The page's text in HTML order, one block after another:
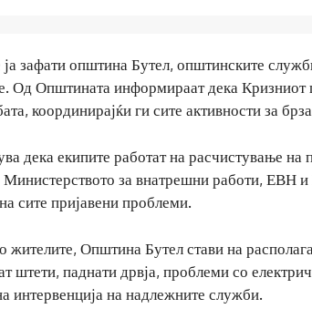
зафати општина Бутел, општинските
Од Општината информираат дека Кризниот
координирајќи ги сите активности за
дека екипите работат на расчистување на
Министерството за внатрешни работи, ЕВН
сите пријавени проблеми.
жителите, Општина Бутел стави на
штети, паднати дрвја, проблеми со
интервенција на надлежните служби.